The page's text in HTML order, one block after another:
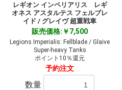
レギオン インペリアリス レギ
オネス アスタルテス フェルブレ
イド / グレイヴ 超重戦車
販売価格:￥7,500
Legions Imperialis: Fellblade / Glaive
Super-heavy Tanks
ポイント10％還元
予約注文
数量